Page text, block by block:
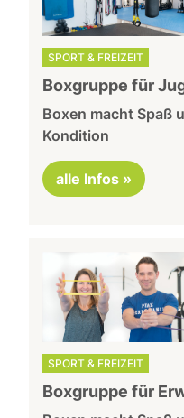
SPORT & FREIZEIT
Boxgruppe für
Boxen macht Spaß
Kondition
alle Infos »
SPORT & FREIZEIT
Boxgruppe für